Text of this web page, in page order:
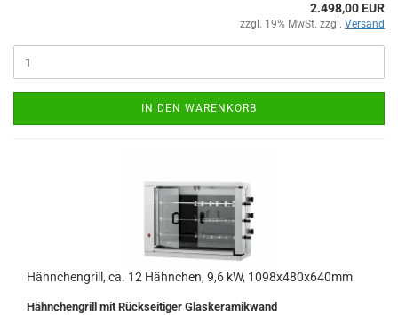
2.498,00 EUR
zzgl. 19% MwSt. zzgl. Versand
IN DEN WARENKORB
Hähnchengrill, ca. 12 Hähnchen, 9,6 kW, 1098x480x640mm
Hähnchengrill mit Rückseitiger Glaskeramikwand